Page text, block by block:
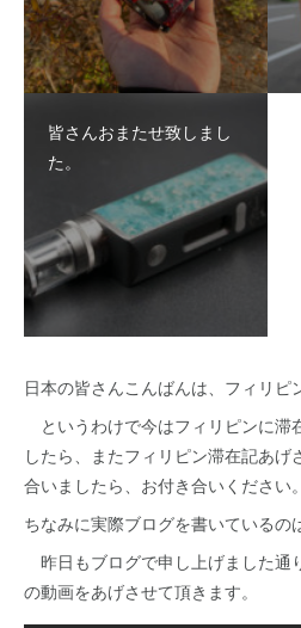
皆さんおまたせ致しまし
た。
日本の皆さんこんばんは、フィリピ
というわけで今はフィリピンに滞
したら、またフィリピン滞在記あ
合いましたら、お付き合いください。
ちなみに実際ブログを書いているの
昨日もブログで申し上げました通
の動画をあげさせて頂きます。